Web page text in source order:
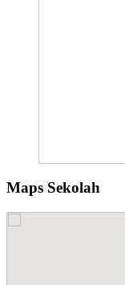
Maps Sekolah